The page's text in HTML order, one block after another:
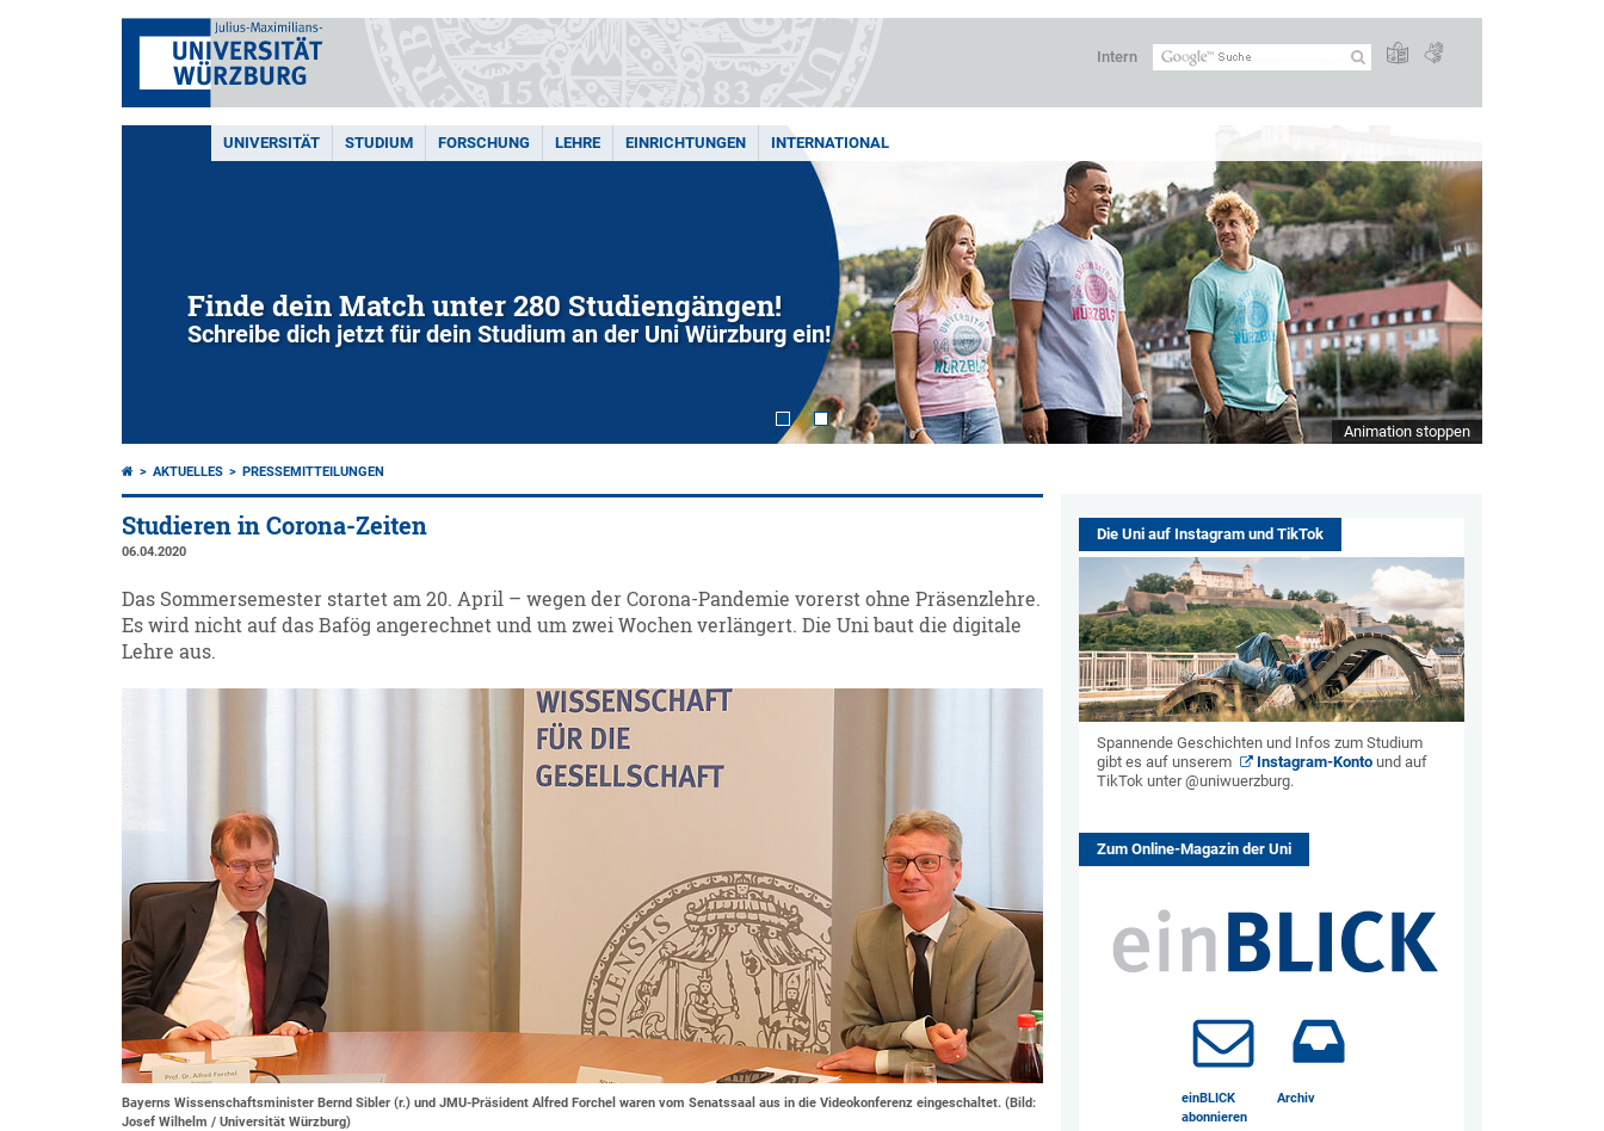
Intern
UNIVERSITÄT STUDIUM FORSCHUNG LEHRE EINRICHTUNGEN INTERNATIONAL
Finde dein Match unter 280 Studiengängen!
Schreibe dich jetzt für dein Studium an der Uni Würzburg ein!
Animation stoppen
AKTUELLES PRESSEMITTEILUNGEN
Studieren in Corona-Zeiten
06.04.2020
Das Sommersemester startet am 20. April – wegen der Corona-Pandemie vorerst ohne Präsenzlehre.
Es wird nicht auf das Bafög angerechnet und um zwei Wochen verlängert. Die Uni baut die digitale
Lehre aus.
Bayerns Wissenschaftsminister Bernd Sibler (r.) und JMU-Präsident Alfred Forchel waren vom Senatssaal aus in die Videokonferenz eingeschaltet. (Bild:
Josef Wilhelm / Universität Würzburg)
Die Uni auf Instagram und TikTok
Spannende Geschichten und Infos zum Studium
gibt es auf unserem
Instagram-Konto und auf
TikTok unter @uniwuerzburg.
Zum Online-Magazin der Uni
einBLICK
abonnieren
Archiv